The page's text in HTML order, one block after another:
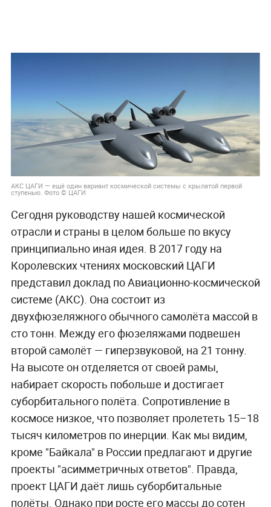
АКС ЦАГИ — ещё один вариант космической системы с крылатой первой
ступенью. Фото © ЦАГИ
Сегодня руководству нашей космической
отрасли и страны в целом больше по вкусу
принципиально иная идея. В 2017 году на
Королевских чтениях московский ЦАГИ
представил доклад по Авиационно-космической
системе (АКС). Она состоит из
двухфюзеляжного обычного самолёта массой в
сто тонн. Между его фюзеляжами подвешен
второй самолёт — гиперзвуковой, на 21 тонну.
На высоте он отделяется от своей рамы,
набирает скорость побольше и достигает
суборбитального полёта. Сопротивление в
космосе низкое, что позволяет пролететь 15–18
тысяч километров по инерции. Как мы видим,
кроме "Байкала" в России предлагают и другие
проекты "асимметричных ответов". Правда,
проект ЦАГИ даёт лишь суборбитальные
полёты. Однако при росте его массы до сотен